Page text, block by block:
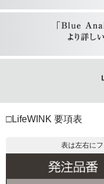
□LifeWINK 要項表
表は左右に